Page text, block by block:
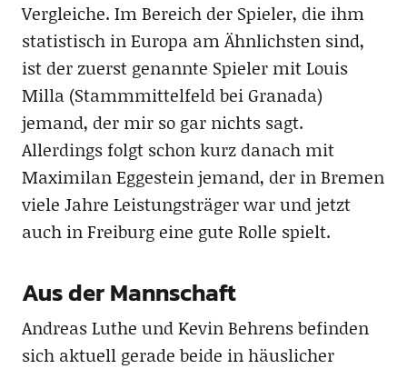
Vergleiche. Im Bereich der Spieler, die ihm
statistisch in Europa am Ähnlichsten sind,
ist der zuerst genannte Spieler mit Louis
Milla (Stammmittelfeld bei Granada)
jemand, der mir so gar nichts sagt.
Allerdings folgt schon kurz danach mit
Maximilan Eggestein jemand, der in Bremen
viele Jahre Leistungsträger war und jetzt
auch in Freiburg eine gute Rolle spielt.
Aus der Mannschaft
Andreas Luthe und Kevin Behrens befinden
sich aktuell gerade beide in häuslicher